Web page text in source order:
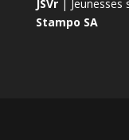
JSVr| Jeunesses
Stampo SA